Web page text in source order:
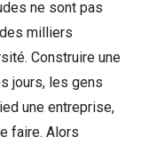
ne sont pas
milliers
Construire une
jours, les gens
une entreprise,
faire. Alors